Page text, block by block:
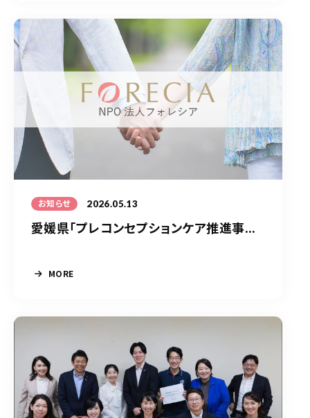
お知らせ 2026.05.13
愛媛県「プレコンセプションケア推進事...
MORE